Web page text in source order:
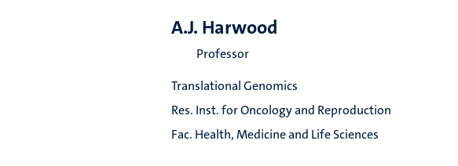
A.J. Harwood
Professor
Translational Genomics
Res. Inst. for Oncology and Reproduction
Fac. Health, Medicine and Life Sciences